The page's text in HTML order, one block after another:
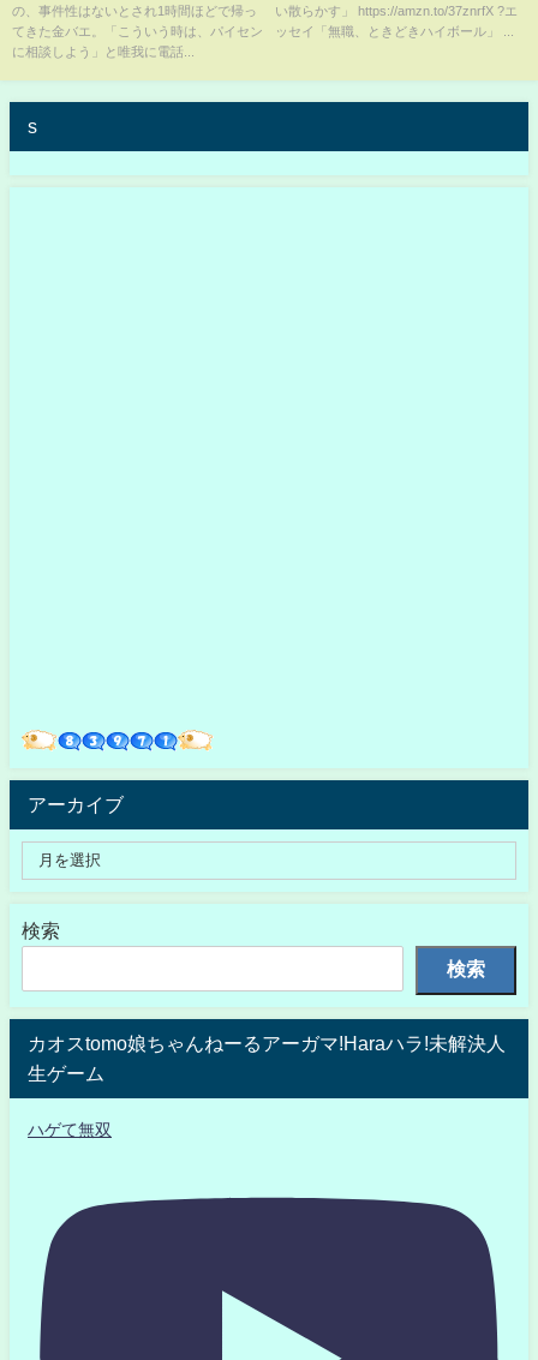
語り合う
の、事件性はないとされ1時間ほどで帰っ
てきた金バエ。「こういう時は、パイセン
に相談しよう」と唯我に電話...
い散らかす」 https://amzn.to/37znrfX ?エ
ッセイ「無職、ときどきハイボール」 ...
s
アーカイブ
検索
検索
カオスtomo娘ちゃんねーるアーガマ!Haraハラ!未解決人
生ゲーム
ハゲて無双